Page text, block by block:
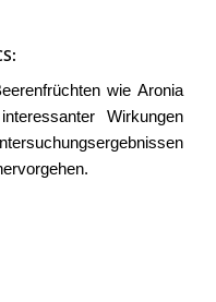
wie Aronia
Wirkungen